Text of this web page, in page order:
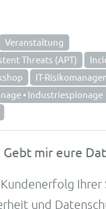
Veranstaltung
Threats (APT)
IT-
• Industriespionage
Gebt mir eure
Ihrer
und